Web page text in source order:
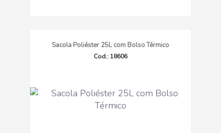
Sacola Poliéster 25L com Bolso Térmico
Cod.: 18606